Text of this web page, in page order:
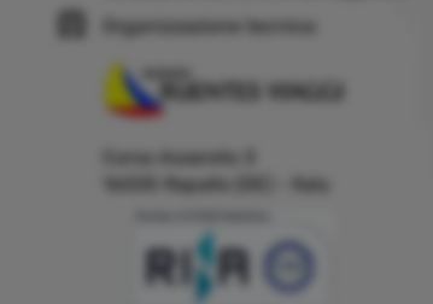
Organizzazione tecnica:
16035 Rapallo (GE) - Italy